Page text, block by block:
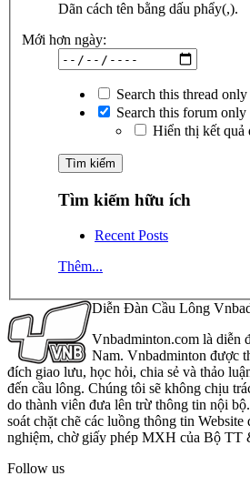
Dãn cách tên bằng dấu phẩy(,).
Mới hơn ngày:
Search this thread only
Search this forum only
Hiển thị kết quả
Tìm kiếm hữu ích
Recent Posts
Thêm...
Diễn Đàn Cầu Lông
Vnbadminton.com là diễn
Nam. Vnbadminton được
đích giao lưu, học hỏi, chia sẻ và thảo
đến cầu lông. Chúng tôi sẽ không chịu
do thành viên đưa lên trừ thông tin nội
soát chặt chẽ các luồng thông tin Website
nghiệm, chờ giấy phép MXH của Bộ TT
Follow us